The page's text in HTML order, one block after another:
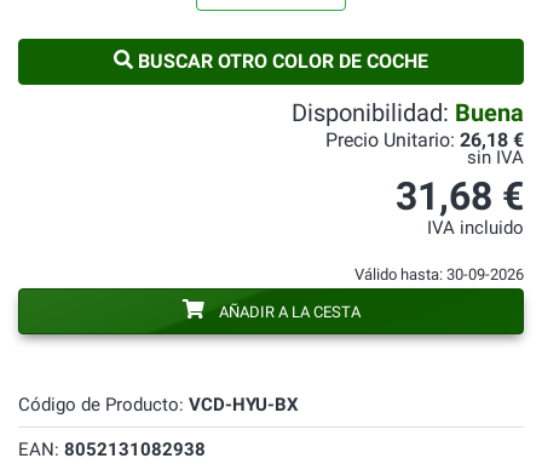
BUSCAR OTRO COLOR DE COCHE
Código de Producto: VCD-HYU-BX
EAN: 8052131082938
Disponibilidad: Buena
Precio Unitario: 26,18 €
sin IVA
31,68 €
IVA incluido
Válido hasta: 30-09-2026
AÑADIR A LA CESTA